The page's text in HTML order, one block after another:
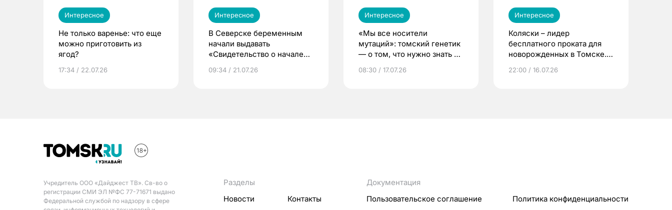
Интересное
Не только варенье: что еще
можно приготовить из
ягод?
17:34 / 22.07.26
Интересное
В Северске беременным
начали выдавать
«Свидетельство о начале
09:34 / 21.07.26
Интересное
«Мы все носители
мутаций»: томский генетик
— о том, что нужно знать до
08:30 / 17.07.26
Интересное
Коляски – лидер
бесплатного проката для
новорожденных в Томске.
22:00 / 16.07.26
Учредитель ООО «Дайджест ТВ». Св-во о
регистрации СМИ ЭЛ №ФС 77-71671 выдано
Федеральной службой по надзору в сфере
Разделы
Новости
Контакты
Документация
Пользовательское соглашение
Политика конфиденциальности